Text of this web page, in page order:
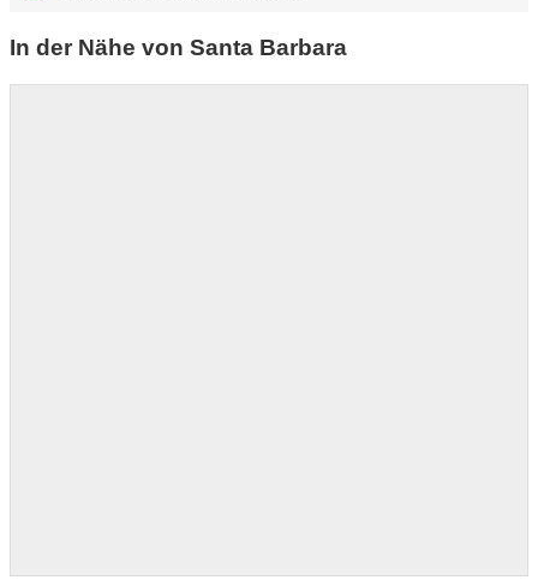
In der Nähe von Santa Barbara